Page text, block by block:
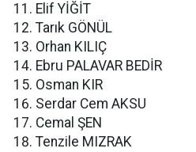
Elif YİĞİT
Tarık GÖNÜL
Orhan KILIÇ
Ebru PALAVAR BEDİR
Osman KIR
Serdar Cem AKSU
Cemal ŞEN
Tenzile MIZRAK